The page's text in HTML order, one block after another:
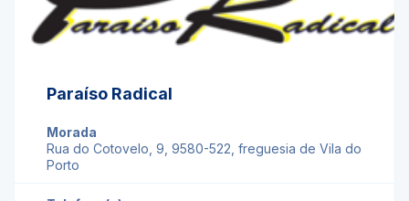
Paraíso Radical
Morada
Rua do Cotovelo, 9, 9580-522, freguesia de Vila do
Porto